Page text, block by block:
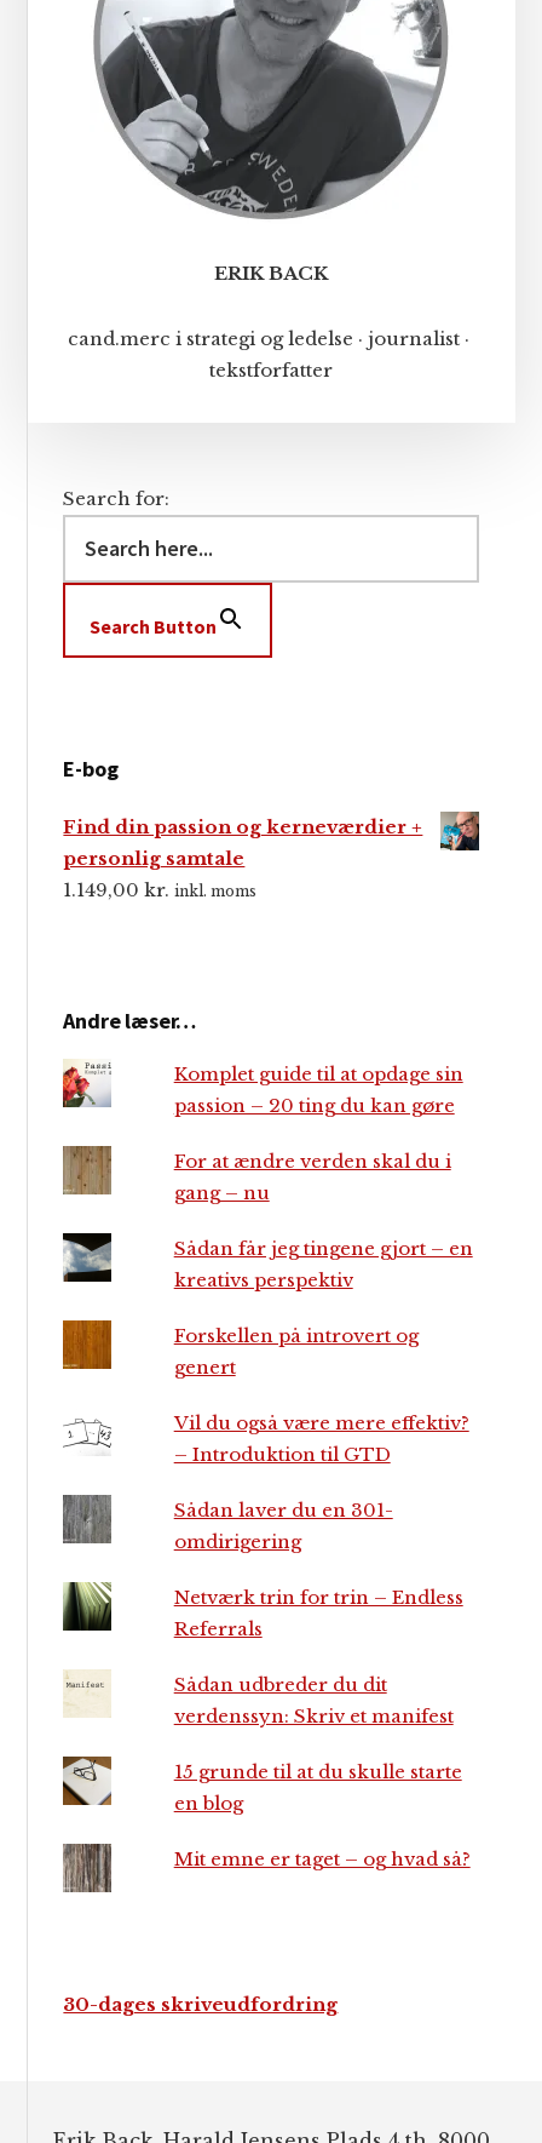
ERIK BACK
cand.merc i strategi og ledelse · journalist ·
tekstforfatter
Search for:
Search Button
E-bog
Find din passion og kerneværdier +
personlig samtale
1.149,00kr. inkl. moms
Andre læser…
Komplet guide til at opdage sin
passion – 20 ting du kan gøre
For at ændre verden skal du i
gang – nu
Sådan får jeg tingene gjort – en
kreativs perspektiv
Forskellen på introvert og
genert
Vil du også være mere effektiv?
– Introduktion til GTD
Sådan laver du en 301-
omdirigering
Netværk trin for trin – Endless
Referrals
Sådan udbreder du dit
verdenssyn: Skriv et manifest
15 grunde til at du skulle starte
en blog
Mit emne er taget – og hvad så?
30-dages skriveudfordring